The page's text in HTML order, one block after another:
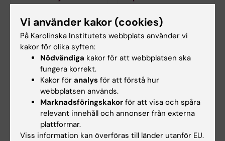
svenska män lider
idag av övervikt eller
obesitas/fetma.
Forskarna är överens
om att det hänger
ihop med att vi får i
oss mer kalorier än vi
gör av med och att
det leder till många
följdsjukdomar.
svårstuderade, rent
av irriterande, menar
Kirsty Spalding. Lätt
att hålla med om.
Men hon har trotsat
utmaningarna och
hull än de flesta.
Vi använder kakor (cookies)
På Karolinska Institutets webbplats använder vi
kakor för olika syften:
Nödvändiga kakor för att webbplatsen ska
fungera korrekt.
Kakor för analys för att förstå hur
webbplatsen används.
Marknadsföringskakor för att visa och spåra
relevant innehåll och annonser från externa
plattformar.
Viss information kan överföras till länder utanför EU.